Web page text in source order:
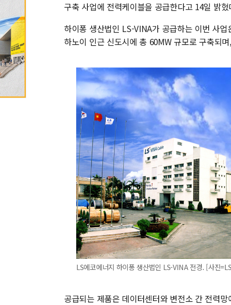
구축 사업에 전력케이블을 공급한다고 14일 밝혔
하이퐁 생산법인 LS-VINA가 공급하는 이번 사
하노이 인근 신도시에 총 60MW 규모로 구축되
LS에코에너지 하이퐁 생산법인 LS-VINA 전경. [사진
공급되는 제품은 데이터센터와 변전소 간 전력